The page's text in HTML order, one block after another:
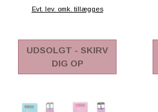
Evt. lev. omk. tillægges
UDSOLGT - SKIRV
DIG OP